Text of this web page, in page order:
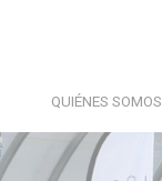
QUIÉNES SOMOS